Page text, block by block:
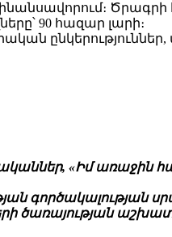
90 հազար լարի։
ընկերություններ,
«Իմ առաջին
գործակալության
ծառայության